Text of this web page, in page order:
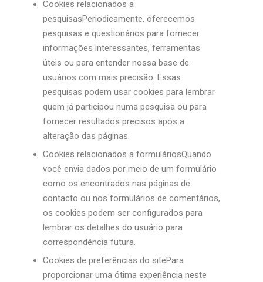
Cookies relacionados a
pesquisasPeriodicamente, oferecemos
pesquisas e questionários para fornecer
informações interessantes, ferramentas
úteis ou para entender nossa base de
usuários com mais precisão. Essas
pesquisas podem usar cookies para lembrar
quem já participou numa pesquisa ou para
fornecer resultados precisos após a
alteração das páginas.
Cookies relacionados a formuláriosQuando
você envia dados por meio de um formulário
como os encontrados nas páginas de
contacto ou nos formulários de comentários,
os cookies podem ser configurados para
lembrar os detalhes do usuário para
correspondência futura.
Cookies de preferências do sitePara
proporcionar uma ótima experiência neste